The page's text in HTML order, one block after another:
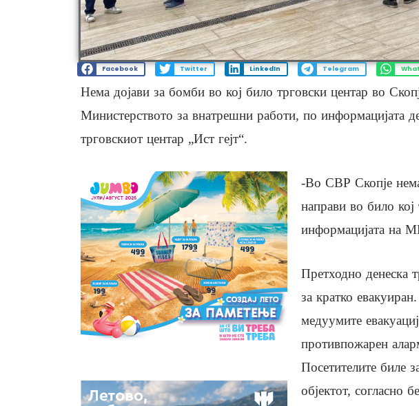
Facebook Twitter LinkedIn Telegram
Нема дојави за бомби во кој било трговски центар во
Министерството за внатрешни работи, по информацијата
трговскиот центар „Ист гејт“.
-Во СВР Скопје нема
направи во било кој
информацијата на
Претходно денеска
за кратко
медуумите
противпожарен
Посетителите биле
објектот, согласно